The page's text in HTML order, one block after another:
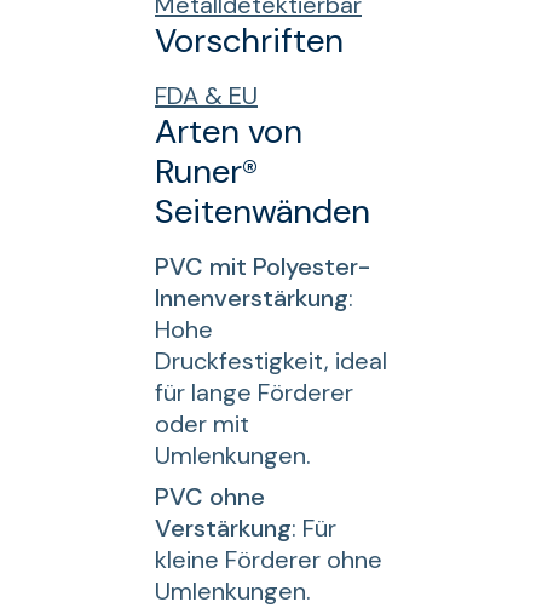
Vorschriften
FDA & EU
Arten von
Runer®
Seitenwänden
PVC mit Polyester-
Innenverstärkung:
Hohe
Druckfestigkeit, ideal
für lange Förderer
oder mit
Umlenkungen.
PVC ohne
Verstärkung: Für
kleine Förderer ohne
Umlenkungen.